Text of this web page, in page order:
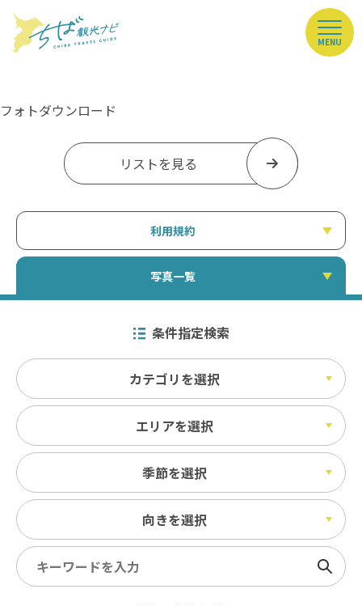
MENU
フォトダウンロード
リストを見る
利用規約
写真一覧
条件指定検索
カテゴリを選択
エリアを選択
季節を選択
向きを選択
検索